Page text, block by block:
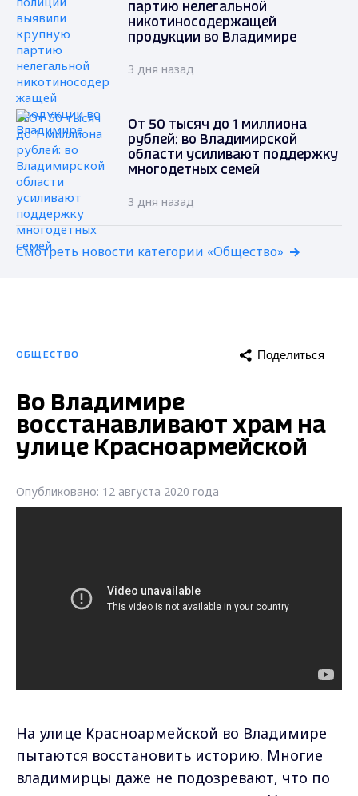
партию нелегальной
никотиносодержащей
продукции во Владимире
3 дня назад
От 50 тысяч до 1 миллиона
рублей: во Владимирской
области усиливают поддержку
многодетных семей
3 дня назад
Смотреть новости категории «Общество»
ОБЩЕСТВО Поделиться
Во Владимире
восстанавливают храм на
улице Красноармейской
Опубликовано: 12 августа 2020 года
На улице Красноармейской во Владимире
пытаются восстановить историю. Многие
владимирцы даже не подозревают, что по